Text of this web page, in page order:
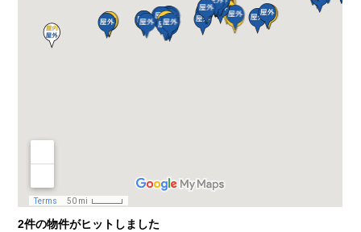
2件の物件がヒットしました